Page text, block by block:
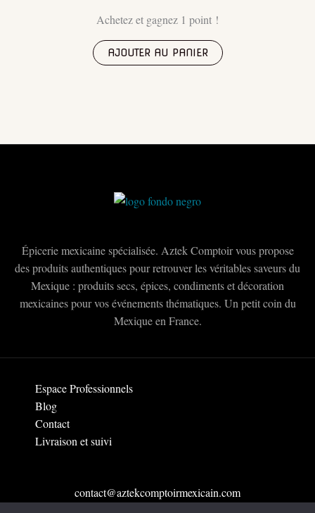
Achetez et gagnez 1 point !
AJOUTER AU PANIER
Épicerie mexicaine spécialisée. Aztek Comptoir vous propose
des produits authentiques pour retrouver les véritables saveurs du
Mexique : produits secs, épices, condiments et décoration
mexicaines pour vos événements thématiques. Un petit coin du
Mexique en France.
Espace Professionnels
Blog
Contact
Livraison et suivi
contact@aztekcomptoirmexicain.com